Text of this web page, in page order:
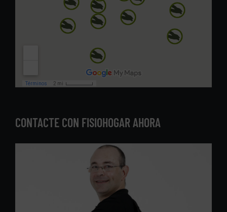
CONTACTE CON FISIOHOGAR AHORA